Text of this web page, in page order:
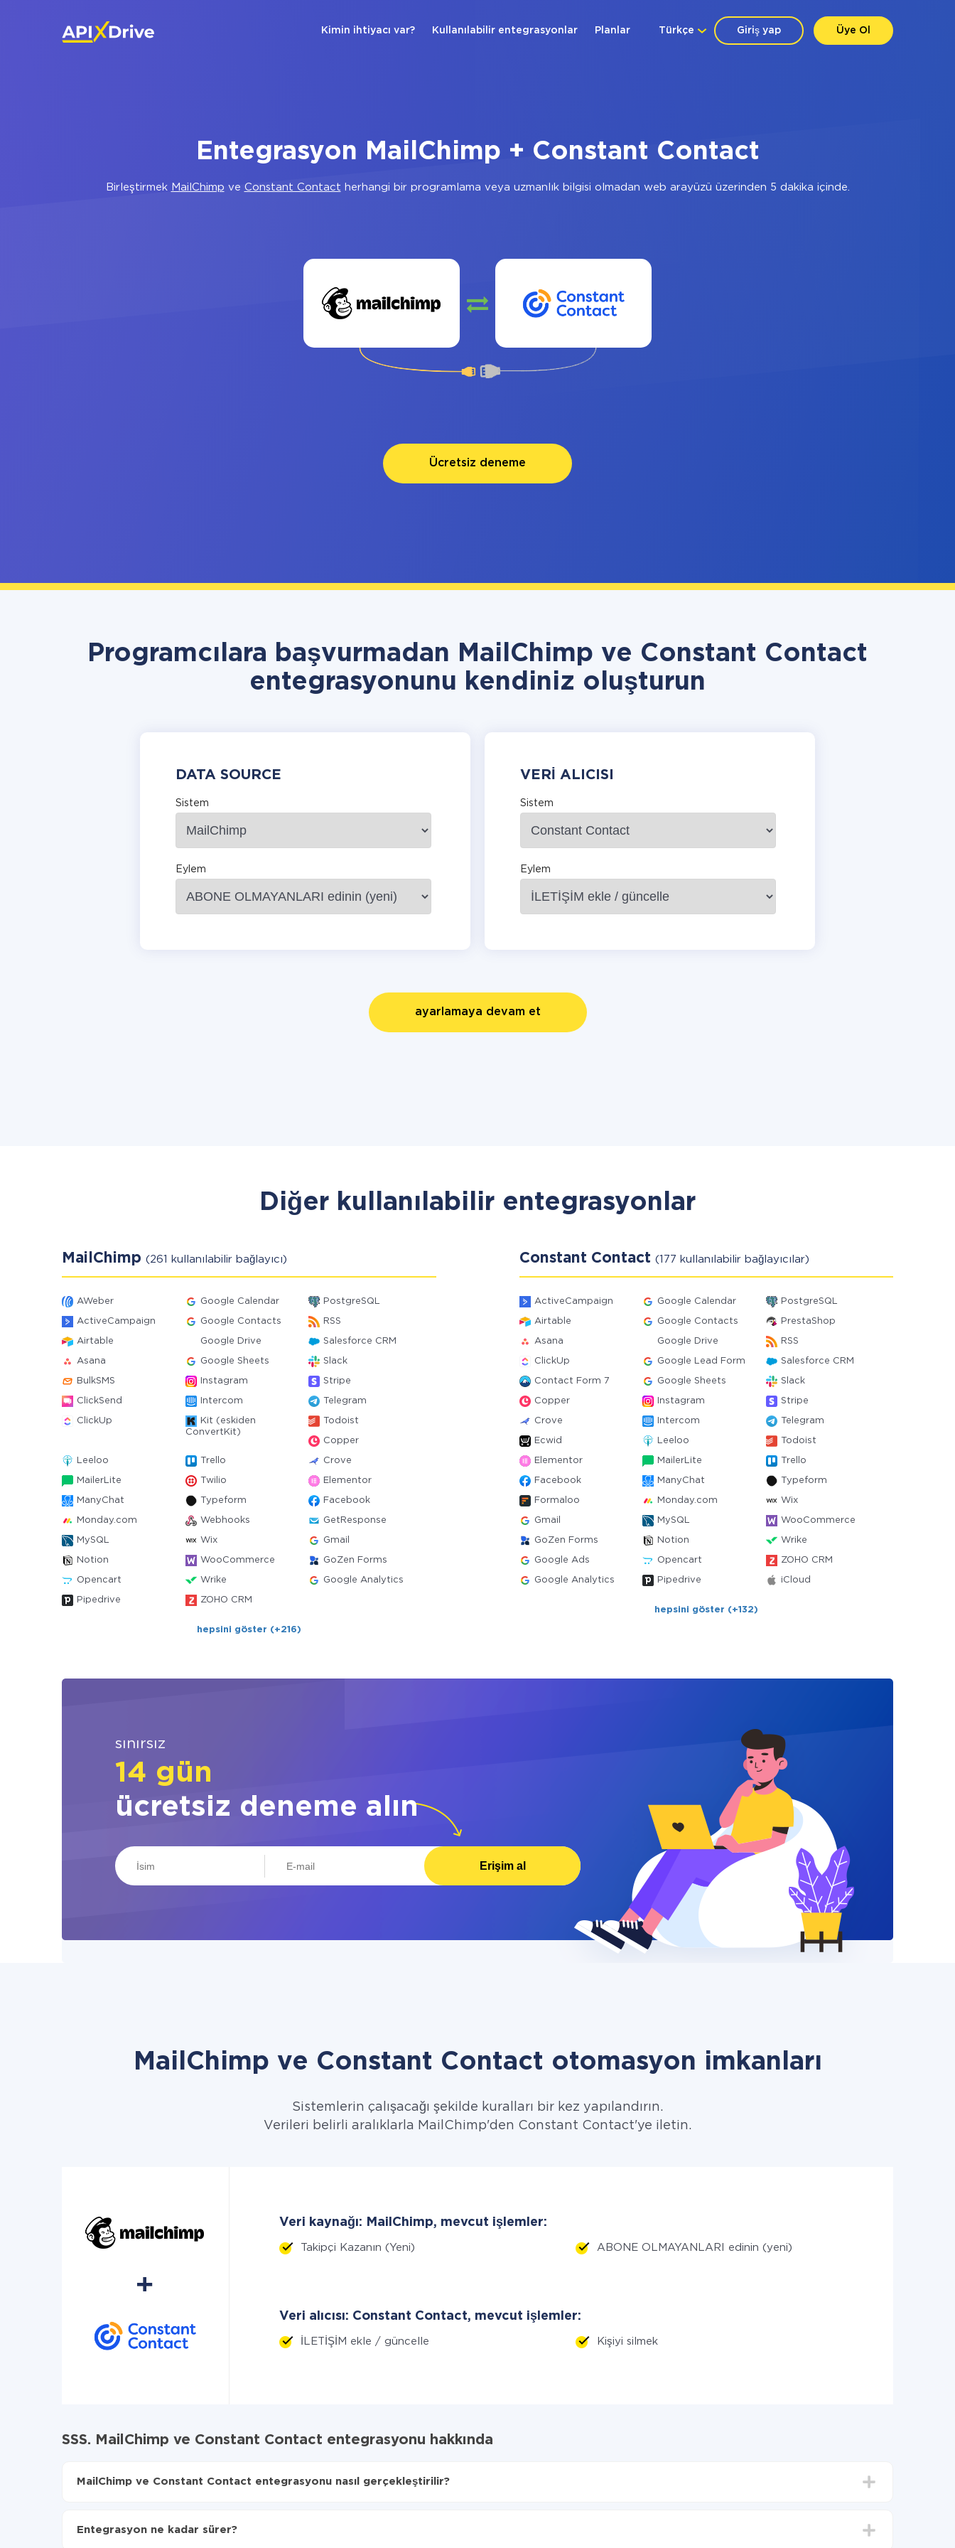
Giriş yap Üye Ol
Türkçe
Kimin ihtiyacı var? Kullanılabilir entegrasyonlar Planlar
Entegrasyon MailChimp + Constant Contact
Birleştirmek MailChimp ve Constant Contact herhangi bir programlama veya uzmanlık bilgisi olmadan web arayüzü üzerinden 5 dakika içinde.
Ücretsiz deneme
Programcılara başvurmadan MailChimp ve Constant Contact
entegrasyonunu kendiniz oluşturun
DATA SOURCE
Sistem
Eylem
VERI ALICISI
Sistem
Eylem
ayarlamaya devam et
Diğer kullanılabilir entegrasyonlar
MailChimp (261 kullanılabilir bağlayıcı)
AWeber Google Calendar PostgreSQL
ActiveCampaign Google Contacts RSS
Airtable Google Drive Salesforce CRM
Asana Google Sheets Slack
BulkSMS Instagram Stripe
ClickSend Intercom Telegram
ClickUp
Kit (eskiden
ConvertKit)
Todoist
Copper
Leeloo Trello Crove
MailerLite Twilio Elementor
ManyChat Typeform Facebook
Monday.com Webhooks GetResponse
MySQL Wix Gmail
Notion WooCommerce GoZen Forms
Opencart Wrike Google Analytics
Pipedrive ZOHO CRM
hepsini göster (+216)
Constant Contact (177 kullanılabilir bağlayıcılar)
ActiveCampaign Google Calendar PostgreSQL
Airtable Google Contacts PrestaShop
Asana Google Drive RSS
ClickUp Google Lead Form Salesforce CRM
Contact Form 7 Google Sheets Slack
Copper Instagram Stripe
Crove Intercom Telegram
Ecwid Leeloo Todoist
Elementor MailerLite Trello
Facebook ManyChat Typeform
Formaloo Monday.com Wix
Gmail MySQL WooCommerce
GoZen Forms Notion Wrike
Google Ads Opencart ZOHO CRM
Google Analytics Pipedrive iCloud
hepsini göster (+132)
sınırsız
14 gün
ücretsiz deneme alın
Erişim al
MailChimp ve Constant Contact otomasyon imkanları
Sistemlerin çalışacağı şekilde kuralları bir kez yapılandırın.
Verileri belirli aralıklarla MailChimp'den Constant Contact'ye iletin.
Veri kaynağı: MailChimp, mevcut işlemler:
Takipçi Kazanın (Yeni) ABONE OLMAYANLARI edinin (yeni)
Veri alıcısı: Constant Contact, mevcut işlemler:
İLETİŞİM ekle / güncelle Kişiyi silmek
SSS. MailChimp ve Constant Contact entegrasyonu hakkında
MailChimp ve Constant Contact entegrasyonu nasıl gerçekleştirilir?
Otomatik güncellemeyi aç
Entegrasyon ne kadar sürer?